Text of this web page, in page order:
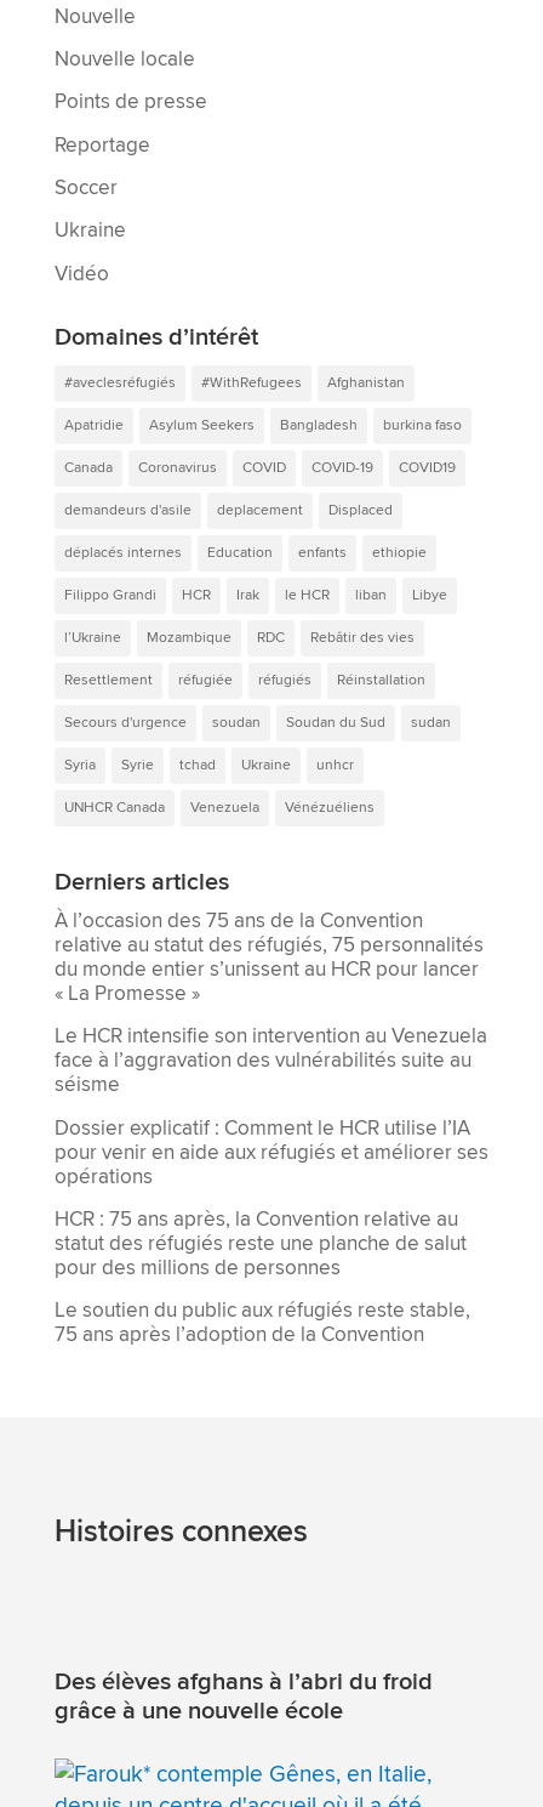
Nouvelle
Nouvelle locale
Points de presse
Reportage
Soccer
Ukraine
Vidéo
Domaines d’intérêt
#aveclesréfugiés #WithRefugees Afghanistan
Apatridie Asylum Seekers Bangladesh burkina faso
Canada Coronavirus COVID COVID-19 COVID19
demandeurs d'asile deplacement Displaced
déplacés internes Education enfants ethiopie
Filippo Grandi HCR Irak le HCR liban Libye
l’Ukraine Mozambique RDC Rebâtir des vies
Resettlement réfugiée réfugiés Réinstallation
Secours d'urgence soudan Soudan du Sud sudan
Syria Syrie tchad Ukraine unhcr
UNHCR Canada Venezuela Vénézuéliens
Derniers articles
À l’occasion des 75 ans de la Convention
relative au statut des réfugiés, 75 personnalités
du monde entier s’unissent au HCR pour lancer
« La Promesse »
Le HCR intensifie son intervention au Venezuela
face à l’aggravation des vulnérabilités suite au
séisme
Dossier explicatif : Comment le HCR utilise l’IA
pour venir en aide aux réfugiés et améliorer ses
opérations
HCR : 75 ans après, la Convention relative au
statut des réfugiés reste une planche de salut
pour des millions de personnes
Le soutien du public aux réfugiés reste stable,
75 ans après l’adoption de la Convention
Histoires connexes
Des élèves afghans à l’abri du froid
grâce à une nouvelle école